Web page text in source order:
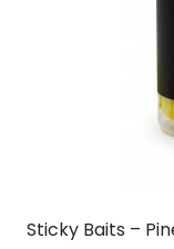
Sticky Baits –